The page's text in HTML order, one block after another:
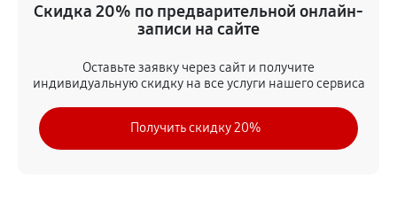
Замена тормозной площадки
60 минут
Замена Wi-Fi МФУ Canon i-SENSYS LBP7110Cw
1620 руб 60 минут
Скидка 20% по предварительной онлайн-
записи на сайте
Оставьте заявку через сайт и получите
индивидуальную скидку на все услуги нашего сервиса
Получить скидку 20%